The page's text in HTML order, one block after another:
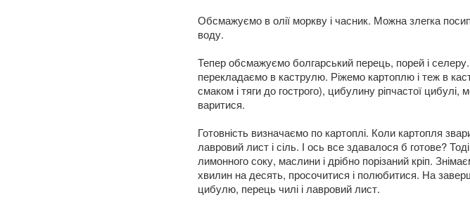
Обсмажуємо в олії моркву і часник. Можна злегка
воду.
Тепер обсмажуємо болгарський перець, порей і
перекладаємо в каструлю. Ріжемо картоплю і теж в
смаком і тяги до гострого), цибулину ріпчастої
варитися.
Готовність визначаємо по картоплі. Коли картопля
лавровий лист і сіль. І ось все здавалося б готове?
лимонного соку, маслини і дрібно порізаний кріп.
хвилин на десять, просочитися і полюбитися. На
цибулю, перець чилі і лавровий лист.